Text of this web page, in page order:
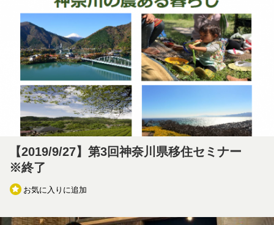
【2019/9/27】第3回神奈川県移住セミナー
※終了
お気に入りに追加